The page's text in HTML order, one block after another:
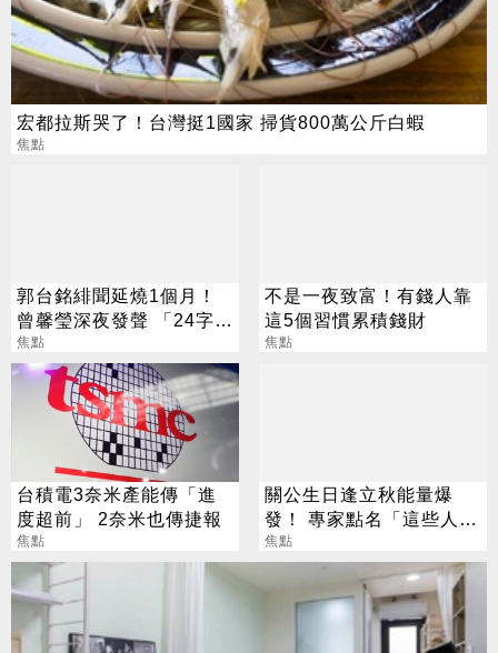
宏都拉斯哭了！台灣挺1國家 掃貨800萬公斤白蝦
焦點
郭台銘緋聞延燒1個月！
曾馨瑩深夜發聲 「24字」
吐盡最心繫的事
焦點
不是一夜致富！有錢人靠
這5個習慣累積錢財
焦點
台積電3奈米產能傳「進
度超前」 2奈米也傳捷報
焦點
關公生日逢立秋能量爆
發！ 專家點名「這些人」
別亂拜
焦點